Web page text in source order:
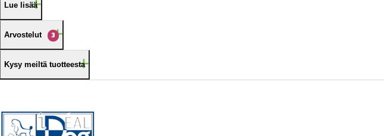
Lue lisää
Arvostelut 3
Kysy meiltä tuotteesta